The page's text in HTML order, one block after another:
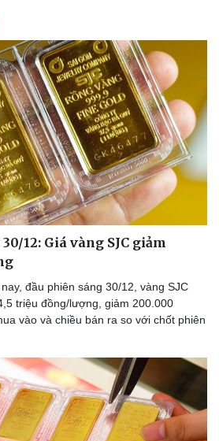
Podcast
12: Giá vàng SJC giảm
đầu phiên sáng 30/12, vàng SJC
triệu đồng/lượng, giảm 200.000
vào và chiều bán ra so với chốt phiên